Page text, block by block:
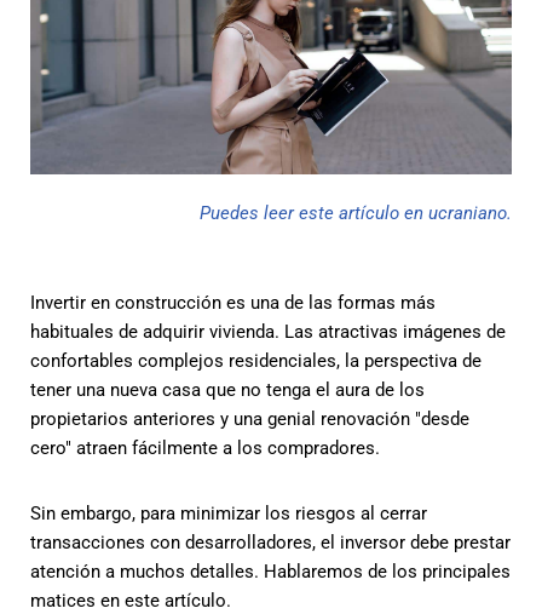
Puedes leer este artículo en ucraniano.
Invertir en construcción es una de las formas más
habituales de adquirir vivienda. Las atractivas imágenes de
confortables complejos residenciales, la perspectiva de
tener una nueva casa que no tenga el aura de los
propietarios anteriores y una genial renovación "desde
cero" atraen fácilmente a los compradores.
Sin embargo, para minimizar los riesgos al cerrar
transacciones con desarrolladores, el inversor debe prestar
atención a muchos detalles. Hablaremos de los principales
matices en este artículo.